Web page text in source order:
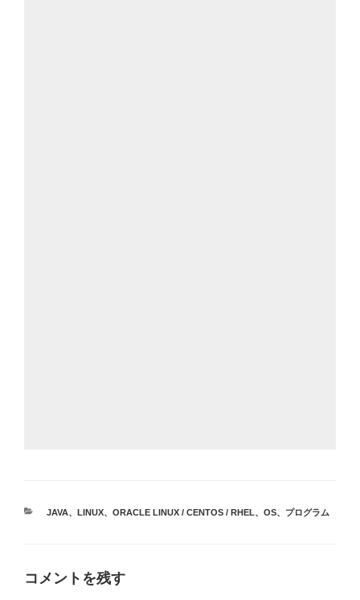
カ
JAVA、 LINUX、 ORACLE LINUX / CENTOS / RHEL、 OS、 プログラム
コメントを残す